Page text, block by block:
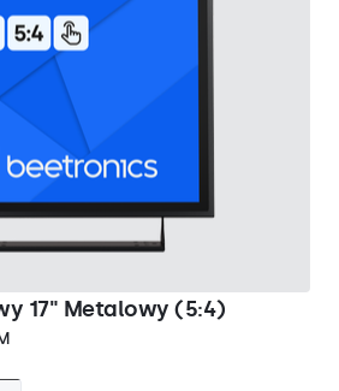
17" Metalowy (5:4)